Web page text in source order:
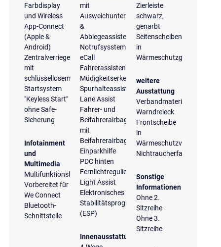
Farbdisplay
und Wireless
App-Connect
(Apple &
Android)
Zentralverriegelung
mit
schlüssellosem
Startsystem
"Keyless Start"
ohne Safe-
Sicherung
Infotainment
und
Multimedia
Multifunktionslenkrad
Vorbereitet für
We Connect
Bluetooth-
Schnittstelle
mit
Ausweichunterstützung
&
Abbiegeassistent
Notrufsysstem
eCall
Fahrerassistenzpaket
Müdigkeitserkennung
Spurhalteassistent
Lane Assist
Fahrer- und
Beifahrerairbag
mit
Beifahrerairbagdeaktivierung
Einparkhilfe
PDC hinten
Fernlichtregulierung
Light Assist
Elektronisches
Stabilitätsprogramm
(ESP)
Innenausstattung
Zierleiste
schwarz,
genarbt
Seitenscheiben
in
Wärmeschutzglas
weitere
Ausstattung
Verbandmaterial
Warndreieck
Frontscheibe
in
Wärmeschutzverglasung
Nichtraucherfahrzeug
Sonstige
Informationen
Ohne 2.
Sitzreihe
Ohne 3.
Sitzreihe